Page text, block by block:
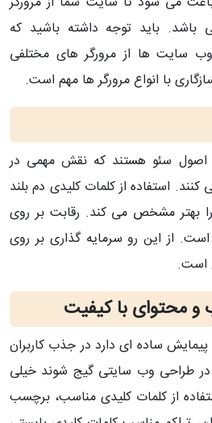
باشد. باید توجه داشته باشید که
وب سایت ها از مرورگر های مختلفی
با انواع مرورگر ها مهم است.
اصول سئو هستند که نقش مهمی در
استفاده از کلمات کلیدی دم بلند
را بهتر مشخص می کند. رقابت بر روی
از این رو سرمایه گذاری بر روی
است.
محتوای با کیفیت
ساده ای دارد در جذب کاربران
در طراحی وب سایتی گیج شوند خیلی
از کلمات کلیدی مناسب، برچسب